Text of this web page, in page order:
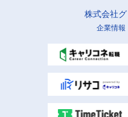
株式会社
企業情報